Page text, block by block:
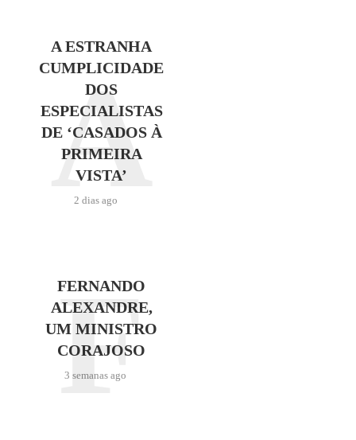
A ESTRANHA
CUMPLICIDADE
DOS
ESPECIALISTAS
DE ‘CASADOS À
PRIMEIRA
VISTA’
2 dias ago
A
FERNANDO
ALEXANDRE,
UM MINISTRO
CORAJOSO
3 semanas ago
F